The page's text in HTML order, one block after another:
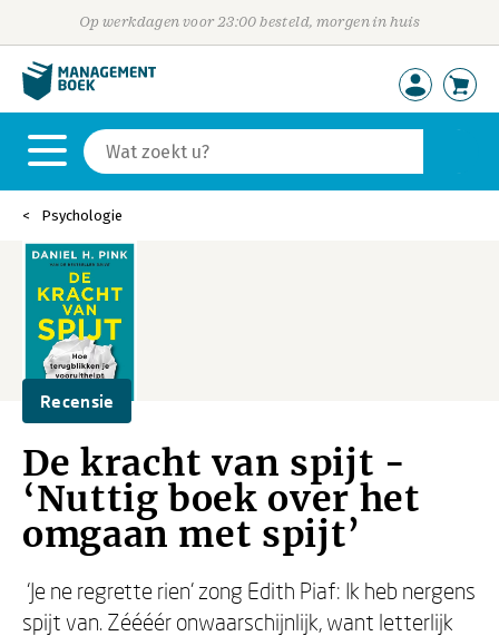
Op werkdagen voor 23:00 besteld, morgen in huis
Psychologie
Recensie
De kracht van spijt -
‘Nuttig boek over het
omgaan met spijt’
‘Je ne regrette rien’ zong Edith Piaf: Ik heb nergens
spijt van. Zéééér onwaarschijnlijk, want letterlijk